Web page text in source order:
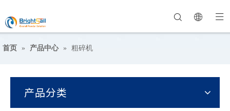
首页 » 产品中心 » 粗碎机
产品分类